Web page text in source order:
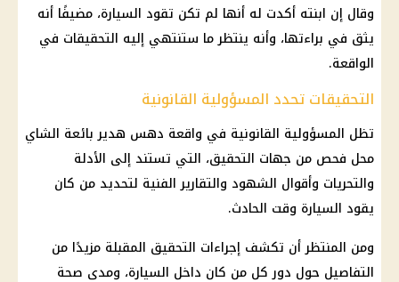
وقال إن ابنته أكدت له أنها لم تكن تقود السيارة، مضيفًا أنه
يثق في براءتها، وأنه ينتظر ما ستنتهي إليه التحقيقات في
الواقعة.
التحقيقات تحدد المسؤولية القانونية
تظل المسؤولية القانونية في واقعة دهس هدير بائعة الشاي
محل فحص من جهات التحقيق، التي تستند إلى الأدلة
والتحريات وأقوال الشهود والتقارير الفنية لتحديد من كان
يقود السيارة وقت الحادث.
ومن المنتظر أن تكشف إجراءات التحقيق المقبلة مزيدًا من
التفاصيل حول دور كل من كان داخل السيارة، ومدى صحة